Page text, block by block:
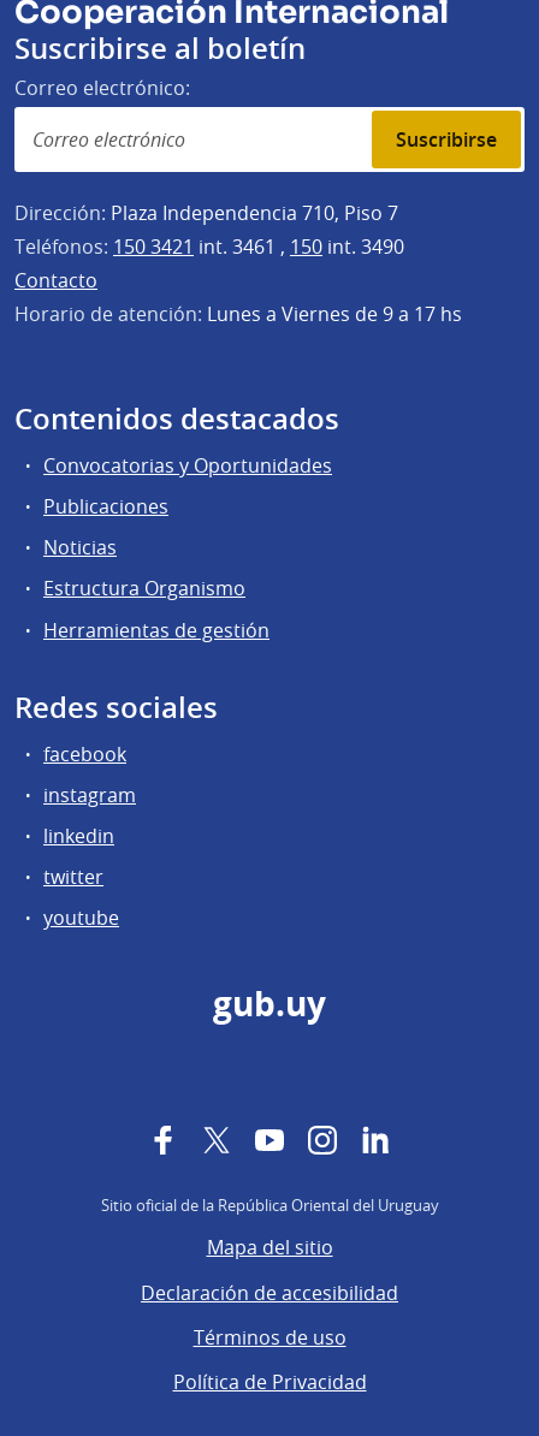
Cooperación Internacional
Suscribirse al boletín
Correo electrónico:
Suscribirse
Dirección: Plaza Independencia 710, Piso 7
Teléfonos: 150 3421 int. 3461 , 150 int. 3490
Contacto
Horario de atención: Lunes a Viernes de 9 a 17 hs
Contenidos destacados
Convocatorias y Oportunidades
Publicaciones
Noticias
Estructura Organismo
Herramientas de gestión
Redes sociales
facebook
instagram
linkedin
twitter
youtube
gub.uy
FacebookTwitterYouTubeInstagram
Sitio oficial de la República Oriental del Uruguay
Mapa del sitio
Declaración de accesibilidad
Términos de uso
Política de Privacidad